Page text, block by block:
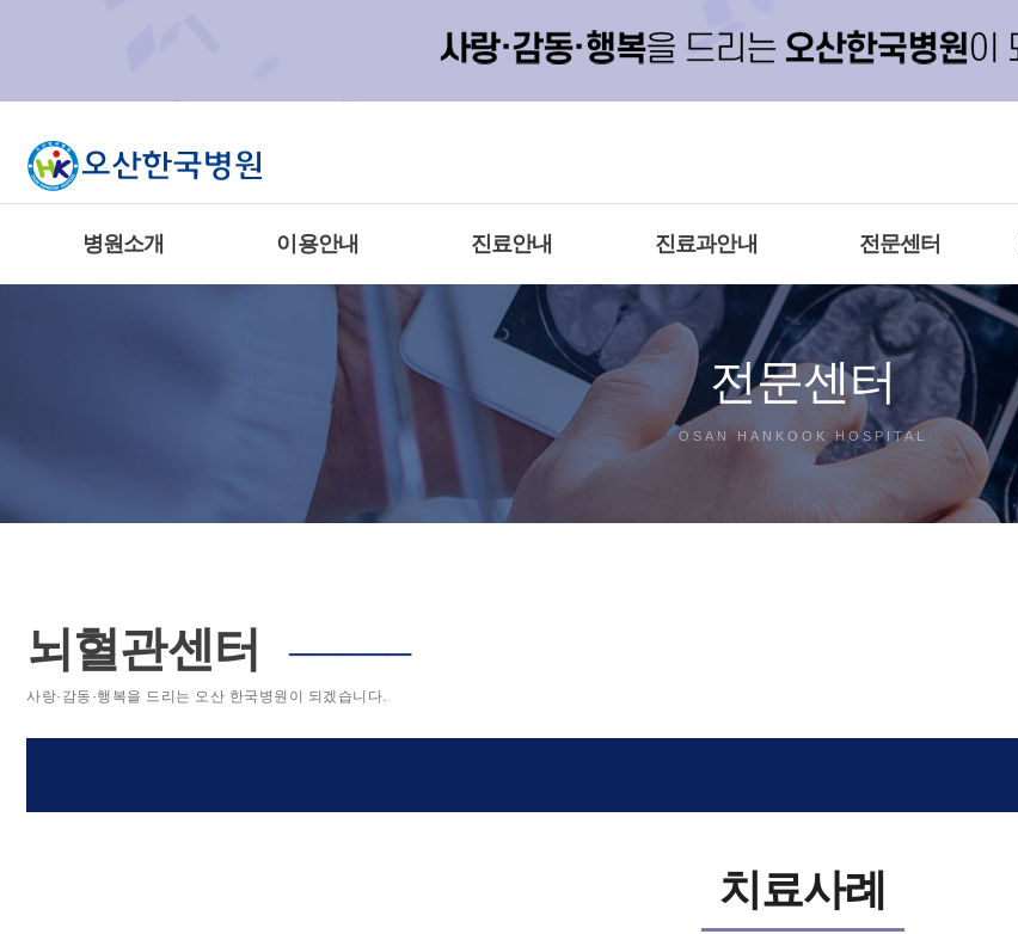
병원소개 이용안내 진료안내 진료과안내 전문센터
전문센터
OSAN HANKOOK HOSPITAL
뇌혈관센터 ─────
사랑·감동·행복을 드리는 오산 한국병원이 되겠습니다.
치료사례